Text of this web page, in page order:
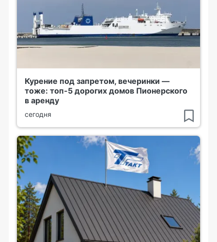
Курение под запретом, вечеринки —
тоже: топ-5 дорогих домов Пионерского
в аренду
сегодня